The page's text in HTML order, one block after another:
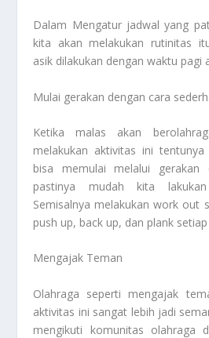
Dalam Mengatur jadwal yang
kita akan melakukan rutinitas
asik dilakukan dengan waktu pagi
Mulai gerakan dengan cara
Ketika malas akan
melakukan aktivitas ini
bisa memulai melalui gerakan
pastinya mudah kita
Semisalnya melakukan work out
push up, back up, dan plank
Mengajak Teman
Olahraga seperti mengajak
aktivitas ini sangat lebih jadi
mengikuti komunitas olahraga